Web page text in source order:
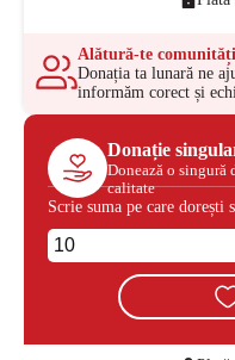
Alătură-te
Donația ta lunară ne
informăm corect și
Donație
Donează o singură
calitate
Scrie suma pe care dorești